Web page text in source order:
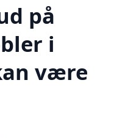
på
i
være